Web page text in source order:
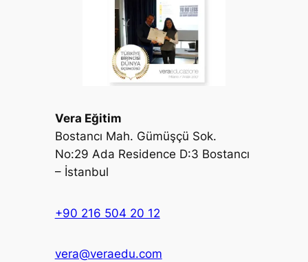
Vera Eğitim
Bostancı Mah. Gümüşçü Sok.
No:29 Ada Residence D:3 Bostancı
– İstanbul
+90 216 504 20 12
vera@veraedu.com